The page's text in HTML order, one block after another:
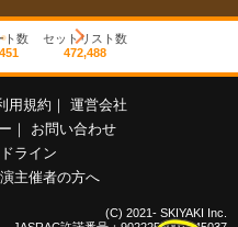
ト数
セットリスト数
472,488
用規約
運営会社
お問い合わせ
ライン
主催者の方へ
(C) 2021- SKIYAKI Inc.